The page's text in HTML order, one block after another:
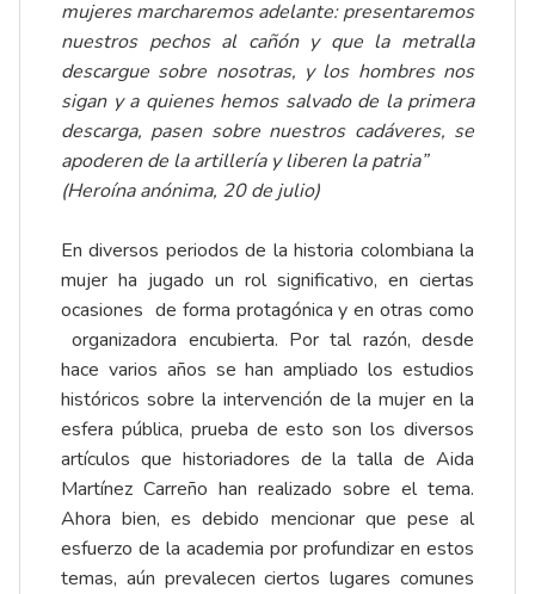
mujeres marcharemos adelante: presentaremos
nuestros pechos al cañón y que la metralla
descargue sobre nosotras, y los hombres nos
sigan y a quienes hemos salvado de la primera
descarga, pasen sobre nuestros cadáveres, se
apoderen de la artillería y liberen la patria”
(Heroína anónima, 20 de julio)
En diversos periodos de la historia colombiana la
mujer ha jugado un rol significativo, en ciertas
ocasiones de forma protagónica y en otras como
organizadora encubierta. Por tal razón, desde
hace varios años se han ampliado los estudios
históricos sobre la intervención de la mujer en la
esfera pública, prueba de esto son los diversos
artículos que historiadores de la talla de Aida
Martínez Carreño han realizado sobre el tema.
Ahora bien, es debido mencionar que pese al
esfuerzo de la academia por profundizar en estos
temas, aún prevalecen ciertos lugares comunes